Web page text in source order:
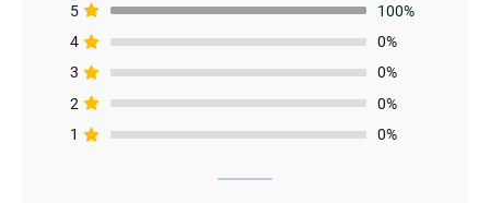
5
100%
4
0%
3
0%
2
0%
1
0%